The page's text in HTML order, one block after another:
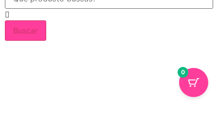
0
Buscar